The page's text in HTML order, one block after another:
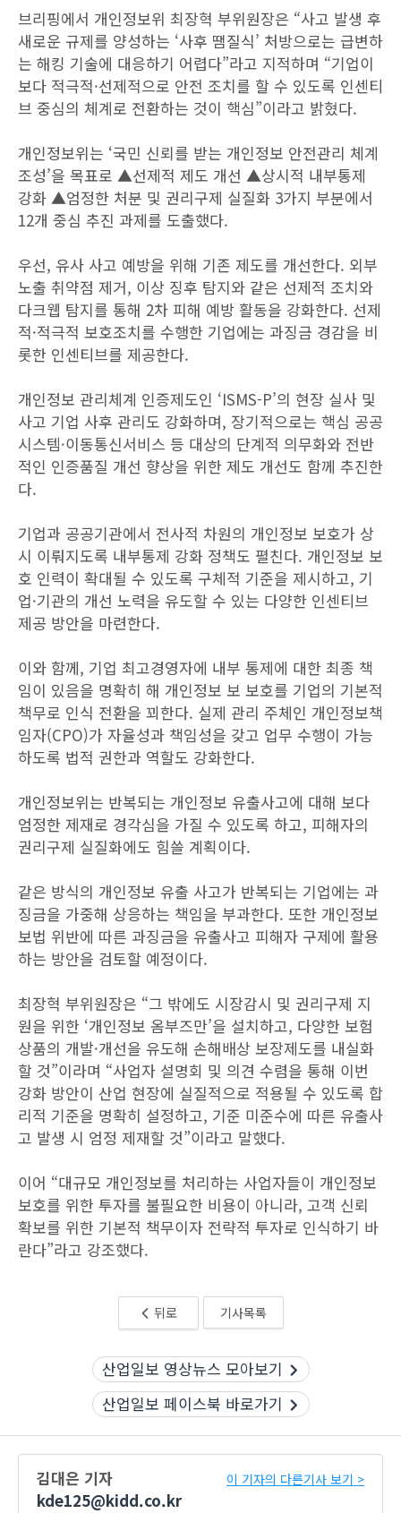
브리핑에서 개인정보위 최장혁 부위원장은 “사고 발생 후
새로운 규제를 양성하는 ‘사후 땜질식’ 처방으로는 급변하
는 해킹 기술에 대응하기 어렵다”라고 지적하며 “기업이
보다 적극적·선제적으로 안전 조치를 할 수 있도록 인센티
브 중심의 체계로 전환하는 것이 핵심”이라고 밝혔다.
개인정보위는 ‘국민 신뢰를 받는 개인정보 안전관리 체계
조성’을 목표로 ▲선제적 제도 개선 ▲상시적 내부통제
강화 ▲엄정한 처분 및 권리구제 실질화 3가지 부분에서
12개 중심 추진 과제를 도출했다.
우선, 유사 사고 예방을 위해 기존 제도를 개선한다. 외부
노출 취약점 제거, 이상 징후 탐지와 같은 선제적 조치와
다크웹 탐지를 통해 2차 피해 예방 활동을 강화한다. 선제
적·적극적 보호조치를 수행한 기업에는 과징금 경감을 비
롯한 인센티브를 제공한다.
개인정보 관리체계 인증제도인 ‘ISMS-P’의 현장 실사 및
사고 기업 사후 관리도 강화하며, 장기적으로는 핵심 공공
시스템·이동통신서비스 등 대상의 단계적 의무화와 전반
적인 인증품질 개선 향상을 위한 제도 개선도 함께 추진한
다.
기업과 공공기관에서 전사적 차원의 개인정보 보호가 상
시 이뤄지도록 내부통제 강화 정책도 펼친다. 개인정보 보
호 인력이 확대될 수 있도록 구체적 기준을 제시하고, 기
업·기관의 개선 노력을 유도할 수 있는 다양한 인센티브
제공 방안을 마련한다.
이와 함께, 기업 최고경영자에 내부 통제에 대한 최종 책
임이 있음을 명확히 해 개인정보 보 보호를 기업의 기본적
책무로 인식 전환을 꾀한다. 실제 관리 주체인 개인정보책
임자(CPO)가 자율성과 책임성을 갖고 업무 수행이 가능
하도록 법적 권한과 역할도 강화한다.
개인정보위는 반복되는 개인정보 유출사고에 대해 보다
엄정한 제재로 경각심을 가질 수 있도록 하고, 피해자의
권리구제 실질화에도 힘쓸 계획이다.
같은 방식의 개인정보 유출 사고가 반복되는 기업에는 과
징금을 가중해 상응하는 책임을 부과한다. 또한 개인정보
보법 위반에 따른 과징금을 유출사고 피해자 구제에 활용
하는 방안을 검토할 예정이다.
최장혁 부위원장은 “그 밖에도 시장감시 및 권리구제 지
원을 위한 ‘개인정보 옴부즈만’을 설치하고, 다양한 보험
상품의 개발·개선을 유도해 손해배상 보장제도를 내실화
할 것”이라며 “사업자 설명회 및 의견 수렴을 통해 이번
강화 방안이 산업 현장에 실질적으로 적용될 수 있도록 합
리적 기준을 명확히 설정하고, 기준 미준수에 따른 유출사
고 발생 시 엄정 제재할 것”이라고 말했다.
이어 “대규모 개인정보를 처리하는 사업자들이 개인정보
보호를 위한 투자를 불필요한 비용이 아니라, 고객 신뢰
확보를 위한 기본적 책무이자 전략적 투자로 인식하기 바
란다”라고 강조했다.
뒤로 기사목록
산업일보 영상뉴스 모아보기
산업일보 페이스북 바로가기
김대은 기자
kde125@kidd.co.kr
이 기자의 다른기사 보기 >